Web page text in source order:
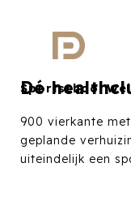
Dé
Sportschool
900 vierkante
geplande
uiteindelijk een